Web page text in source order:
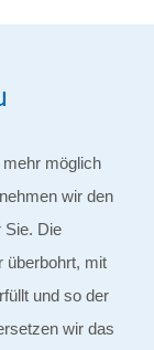
möglich
wir den
Sie. Die
überbohrt, mit
und so der
wir das